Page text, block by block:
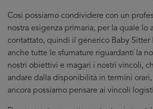
Cosi possiamo condividere con un
nostra esigenza primaria, per la quale lo
contattato, quindi il generico Baby Sitter
anche tutte le sfumature riguardanti la
nostri obiettivi e magari i nostri vincoli,
andare dalla disponibilità in termini
ancora possiamo pensare ai vincoli